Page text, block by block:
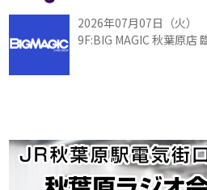
2026年07月07日（火）
9F:BIG MAGIC 秋葉原店